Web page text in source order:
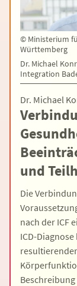
© Ministerium
Württemberg
Dr. Michael
Integration
Dr. Michael
und
Die
nach der ICF
ICD-